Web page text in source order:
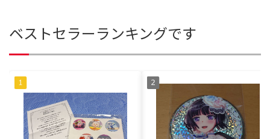
ベストセラーランキングです